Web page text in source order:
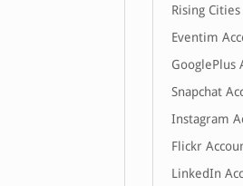
Rising
Eventim
GooglePlus
Snapchat
Instagram
Flickr
LinkedIn